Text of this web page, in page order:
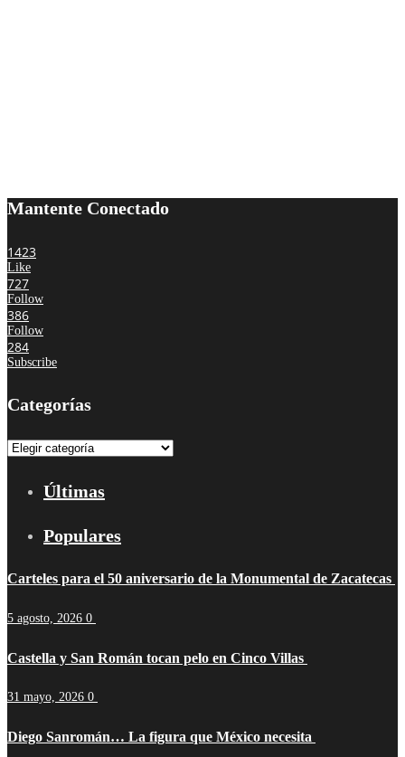
Mantente Conectado
1423
Like
727
Follow
386
Follow
284
Subscribe
Categorías
Categorías
Últimas
Populares
Carteles para el 50 aniversario de la Monumental de Zacatecas
5 agosto, 2026 0
Castella y San Román tocan pelo en Cinco Villas
31 mayo, 2026 0
Diego Sanromán… La figura que México necesita